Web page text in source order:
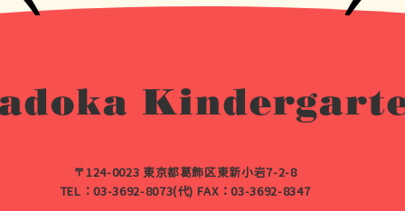
〒124-0023 東京都葛飾区東新小岩7-2-8
TEL：03-3692-8073(代) FAX：03-3692-8347